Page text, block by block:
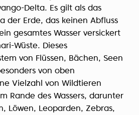
Delta. Es gilt als das
der Erde, das keinen Abfluss
gesamtes Wasser versickert
Wüste. Dieses
von Flüssen, Bächen, Seen
von oben
Vielzahl von Wildtieren
Rande des Wassers, darunter
Löwen, Leoparden, Zebras,